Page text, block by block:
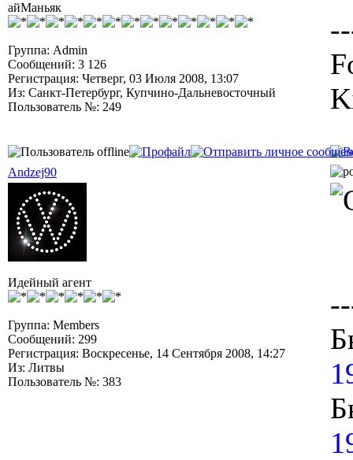
айМаньяк
Группа: Admin
Сообщений: 3 126
Регистрация: Четверг, 03 Июля 2008, 13:07
Из: Санкт-Петербург, Купчино-Дальневосточный
Пользователь №: 249
Andzej90
Идейный агент
Группа: Members
Сообщений: 299
Регистрация: Воскресенье, 14 Сентября 2008, 14:27
Из: Литвы
Пользователь №: 383